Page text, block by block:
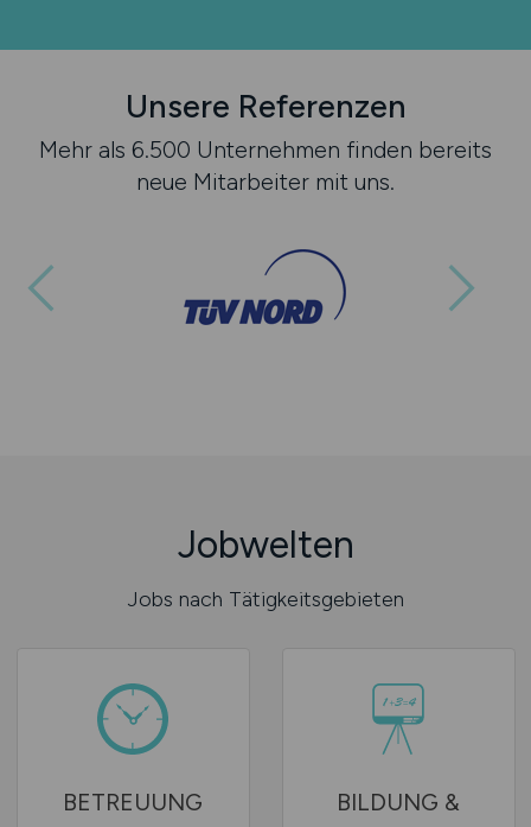
Unsere Referenzen
Mehr als 6.500 Unternehmen finden bereits
neue Mitarbeiter mit uns.
Jobwelten
Jobs nach Tätigkeitsgebieten
BETREUUNG
BILDUNG &